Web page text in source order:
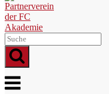
Menu